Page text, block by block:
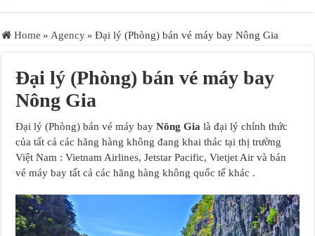
Home » Agency » Đại lý (Phòng) bán vé máy bay Nông Gia
Đại lý (Phòng) bán vé máy bay
Nông Gia
Đại lý (Phòng) bán vé máy bay Nông Gia là đại lý chính thức
của tất cả các hãng hàng không đang khai thác tại thị trường
Việt Nam : Vietnam Airlines, Jetstar Pacific, Vietjet Air và bán
vé máy bay tất cả các hãng hàng không quốc tế khác .